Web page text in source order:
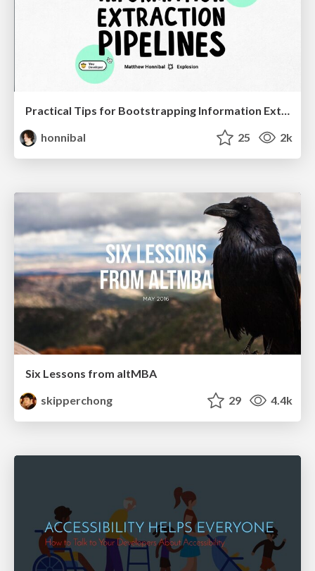
Practical Tips for Bootstrapping Information Extraction Pipelines
honnibal
25 2k
Six Lessons from altMBA
skipperchong
29 4.4k